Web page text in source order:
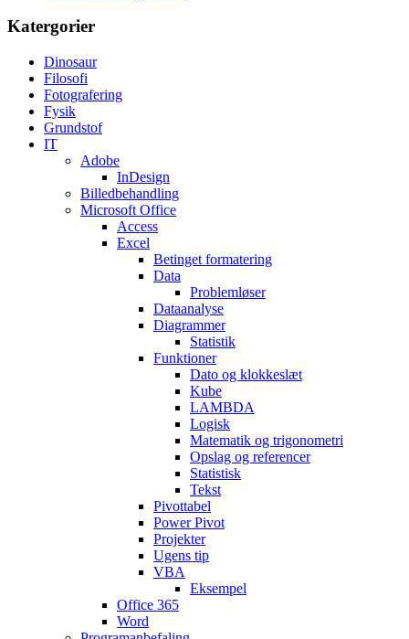
Katergorier
Dinosaur
Filosofi
Fotografering
Fysik
Grundstof
IT
Adobe
InDesign
Billedbehandling
Microsoft Office
Access
Excel
Betinget formatering
Data
Problemløser
Dataanalyse
Diagrammer
Statistik
Funktioner
Dato og klokkeslæt
Kube
LAMBDA
Logisk
Matematik og trigonometri
Opslag og referencer
Statistisk
Tekst
Pivottabel
Power Pivot
Projekter
Ugens tip
VBA
Eksempel
Office 365
Word